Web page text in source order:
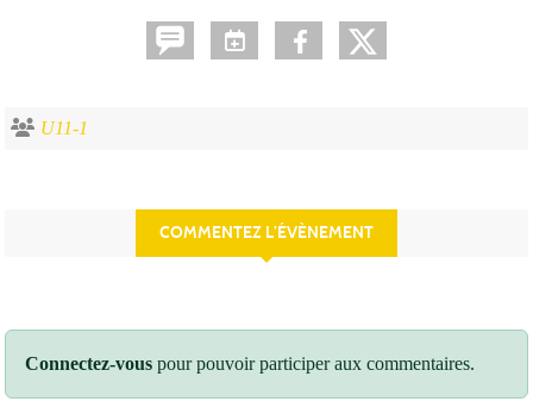
U11-1
COMMENTEZ L’ÉVÈNEMENT
Connectez-vous pour pouvoir participer aux commentaires.